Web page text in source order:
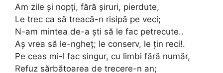
Am zile şi nopţi, fără şiruri, pierdute,
Le trec ca să treacă-n risipă pe veci;
N-am mintea de-a şti să le fac petrecute..
Aş vrea să le-ngheţ; le conserv, le ţin reci!.
Pe ceas mi-l fac singur, cu limbi fără număr,
Refuz sărbătoarea de trecere-n an;